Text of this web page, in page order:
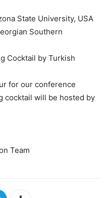
State University, USA
Southern
Cocktail by Turkish
for our conference
cocktail will be hosted by
Team